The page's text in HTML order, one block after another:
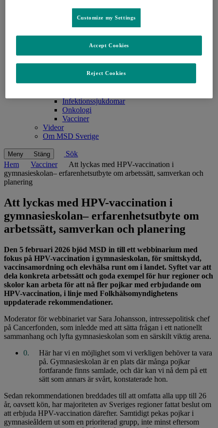
VARIVAX®
Vaxneuvance
WINREVAIR
Zerbaxa
Utbildningar & material
Övrigt
Tillbaka Övrigt
Tillbaka Artiklar
Infektionssjukdomar
Onkologi
Vacciner
Videor
Om MSD Sverige
Meny Stäng
Sök
Hem
Vacciner
Att lyckas med HPV-vaccination i
gymnasieskolan– erfarenhetsutbyte om arbetssätt, samverkan och
planering
Att lyckas med HPV-vaccination i
gymnasieskolan– erfarenhetsutbyte om
arbetssätt, samverkan och planering
Den 5 februari 2026 bjöd MSD in till ett webbinarium med
fokus på HPV-vaccination i gymnasie­skolan, för smittskydd,
vaccinsamordning och elevhälsa runt om i landet. Syftet var att
dela konkreta arbetssätt och goda exempel för hur regioner och
skolor kan arbeta för att nå fler pojkar med erbjudande om
HPV-vaccination, i linje med Folkhälsomyndighetens
uppdaterade rekommendationer.
Moderator för webbinariet var Sara Johansson, intressepolitisk chef
på Cancerfonden, som inledde med att sätta frågan i ett nationellt
sammanhang och lyfta gymnasieskolan som en särskilt viktig arena.
Här har vi en möjlighet som vi verkligen behöver ta vara
på. Gymnasieskolan är en plats där många pojkar
fortfarande finns samlade, och där kan vi nå dem på ett
sätt som annars är svårt, konstaterade hon.
Sedan rekommendationen breddades till att omfatta alla upp till 26
år, oavsett kön, har majoriteten av Sveriges regioner fattat beslut om
att erbjuda HPV-vaccination därefter. Samtidigt pekas pojkar i
gymnasieåldern ut som en prioriterad grupp, inte minst eftersom
Customize my Settings
Reject Cookies
Accept Cookies